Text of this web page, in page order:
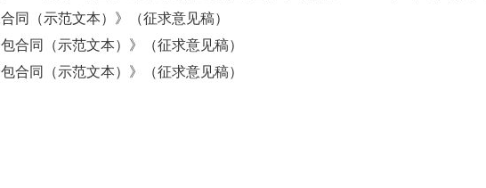
同（示范文本）》（征求意见稿）
合同（示范文本）》（征求意见稿）
合同（示范文本）》（征求意见稿）